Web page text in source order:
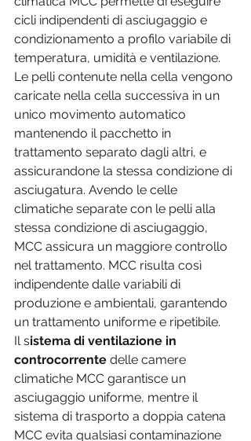
cicli indipendenti di asciugaggio e
condizionamento a profilo variabile di
temperatura, umidità e ventilazione.
Le pelli contenute nella cella vengono
caricate nella cella successiva in un
unico movimento automatico
mantenendo il pacchetto in
trattamento separato dagli altri, e
assicurandone la stessa condizione di
asciugatura. Avendo le celle
climatiche separate con le pelli alla
stessa condizione di asciugaggio,
MCC assicura un maggiore controllo
nel trattamento. MCC risulta così
indipendente dalle variabili di
produzione e ambientali, garantendo
un trattamento uniforme e ripetibile.
Il sistema di ventilazione in
controcorrente delle camere
climatiche MCC garantisce un
asciugaggio uniforme, mentre il
sistema di trasporto a doppia catena
MCC evita qualsiasi contaminazione